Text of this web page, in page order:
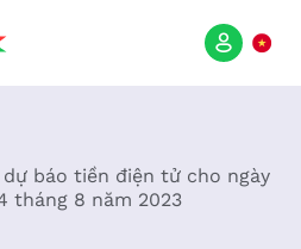
báo tiền điện tử cho ngày
tháng 8 năm 2023